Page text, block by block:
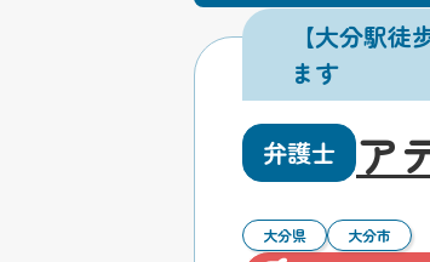
【大分駅
ます
弁護士 ア
大分県 大分市